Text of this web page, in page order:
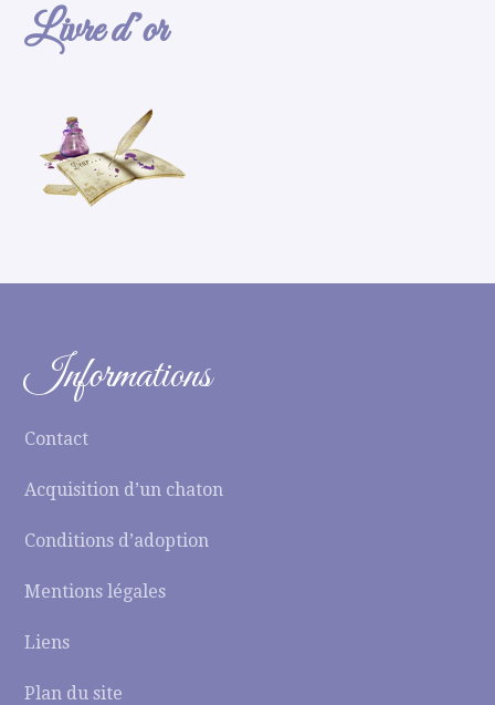
Livre d’or
Informations
Contact
Acquisition d’un chaton
Conditions d’adoption
Mentions légales
Liens
Plan du site